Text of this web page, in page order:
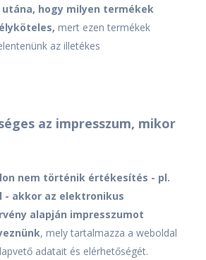
utána, hogy milyen termékek
mert ezen termékek
az illetékes
az impresszum, mikor
nem történik értékesítés - pl.
- akkor az elektronikus
alapján impresszumot
, mely tartalmazza a weboldal
adatait és elérhetőségét.